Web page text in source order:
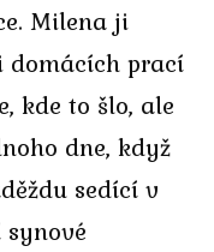
Milena ji
prací
kde to šlo, ale
dne, když
sedící v